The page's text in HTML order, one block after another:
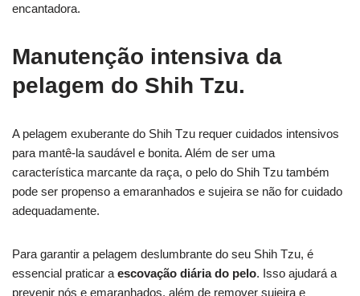
encantadora.
Manutenção intensiva da
pelagem do Shih Tzu.
A pelagem exuberante do Shih Tzu requer cuidados intensivos
para mantê-la saudável e bonita. Além de ser uma
característica marcante da raça, o pelo do Shih Tzu também
pode ser propenso a emaranhados e sujeira se não for cuidado
adequadamente.
Para garantir a pelagem deslumbrante do seu Shih Tzu, é
essencial praticar a escovação diária do pelo. Isso ajudará a
prevenir nós e emaranhados, além de remover sujeira e